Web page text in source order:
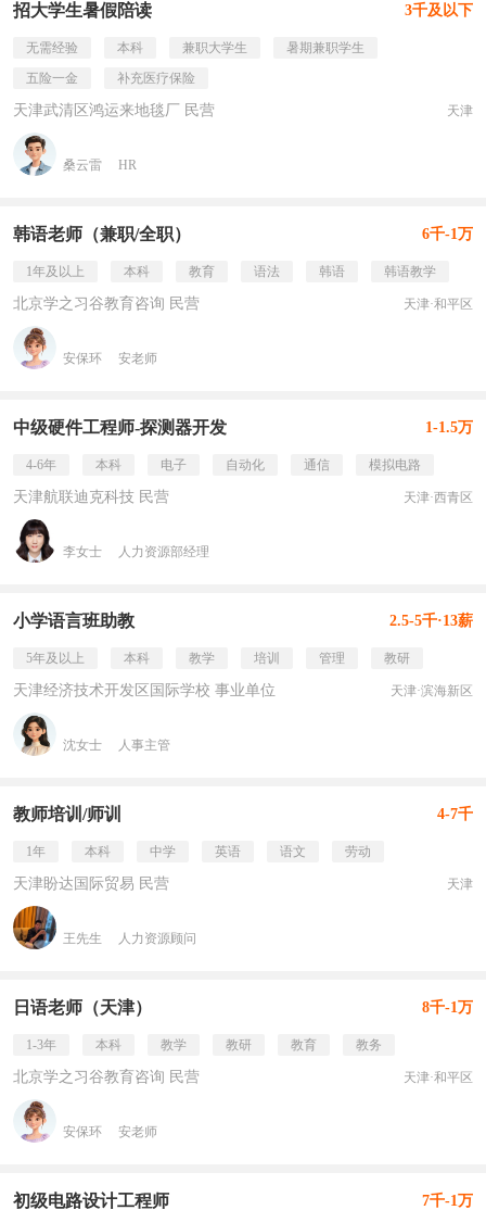
招大学生暑假陪读 3千及以下
无需经验 本科 兼职大学生
暑期兼职学生
五险一金
补充医疗保险
天津武清区鸿运来地毯厂 民营 天津
桑云雷 HR
韩语老师（兼职/全职） 6千-1万
1年及以上 本科 教育 语法 韩语 韩语教学
北京学之习谷教育咨询 民营 天津·和平区
安保环 安老师
中级硬件工程师-探测器开发 1-1.5万
4-6年 本科 电子 自动化 通信 模拟电路
天津航联迪克科技 民营 天津·西青区
李女士 人力资源部经理
小学语言班助教 2.5-5千·13薪
5年及以上 本科 教学 培训 管理 教研
天津经济技术开发区国际学校 事业单位 天津·滨海新区
沈女士 人事主管
教师培训/师训 4-7千
1年 本科 中学 英语 语文 劳动
天津盼达国际贸易 民营 天津
王先生 人力资源顾问
日语老师（天津） 8千-1万
1-3年 本科 教学 教研 教育 教务
北京学之习谷教育咨询 民营 天津·和平区
安保环 安老师
初级电路设计工程师 7千-1万